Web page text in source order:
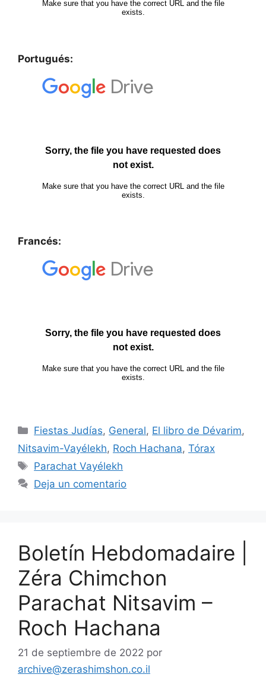
Portugués:
Francés:
Fiestas Judías, General, El libro de Dévarim,
Nitsavim-Vayélekh, Roch Hachana, Tórax
Parachat Vayélekh
Deja un comentario
Boletín Hebdomadaire |
Zéra Chimchon
Parachat Nitsavim –
Roch Hachana
21 de septiembre de 2022 por
archive@zerashimshon.co.il